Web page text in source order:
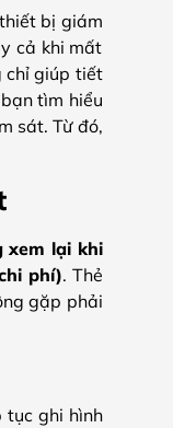
bị giám
cả khi mất
chỉ giúp tiết
tìm hiểu
sát. Từ đó,
xem lại khi
phí). Thẻ
gặp phải
ghi hình